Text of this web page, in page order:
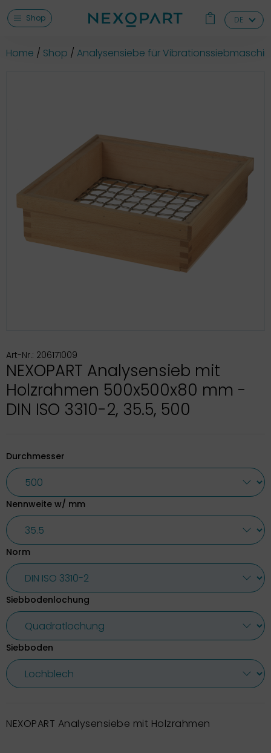
Shop DE
Home Shop Analysensiebe für
Art-Nr.: 206171009
NEXOPART Analysensieb mit
Holzrahmen 500x500x80 mm -
DIN ISO 3310-2, 35.5, 500
Durchmesser
Nennweite w/ mm
Norm
Siebbodenlochung
Siebboden
NEXOPART Analysensiebe mit Holzrahmen